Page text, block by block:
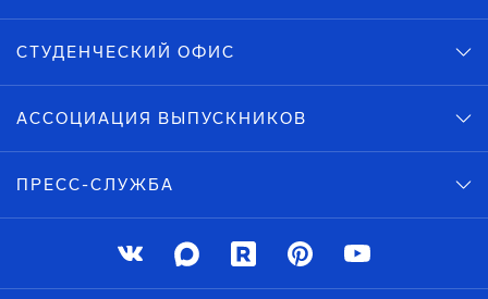
СТУДЕНЧЕСКИЙ ОФИС
АССОЦИАЦИЯ ВЫПУСКНИКОВ
ПРЕСС-СЛУЖБА